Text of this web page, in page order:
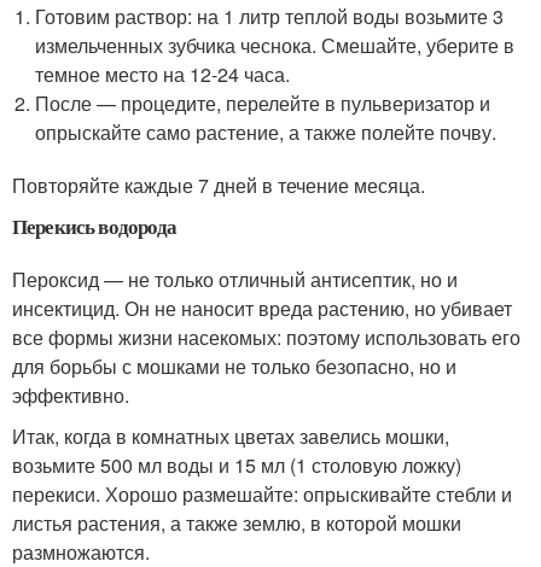
Готовим раствор: на 1 литр теплой воды возьмите 3
измельченных зубчика чеснока. Смешайте, уберите в
темное место на 12-24 часа.
После — процедите, перелейте в пульверизатор и
опрыскайте само растение, а также полейте почву.
Повторяйте каждые 7 дней в течение месяца.
Перекись водорода
Пероксид — не только отличный антисептик, но и
инсектицид. Он не наносит вреда растению, но убивает
все формы жизни насекомых: поэтому использовать его
для борьбы с мошками не только безопасно, но и
эффективно.
Итак, когда в комнатных цветах завелись мошки,
возьмите 500 мл воды и 15 мл (1 столовую ложку)
перекиси. Хорошо размешайте: опрыскивайте стебли и
листья растения, а также землю, в которой мошки
размножаются.